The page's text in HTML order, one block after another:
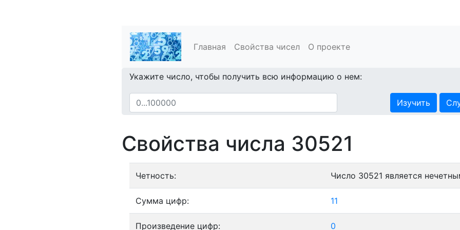
Главная Свойства чисел О проекте
Укажите число, чтобы получить всю информацию о нем:
Изучить
Свойства числа 30521
Четность: Число 30521 является
Сумма цифр: 11
Произведение цифр: 0